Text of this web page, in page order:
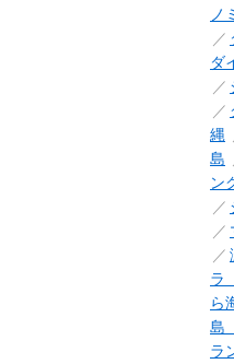
ノ
ダ
縄
島
ン
ラ
ら
島
ラ